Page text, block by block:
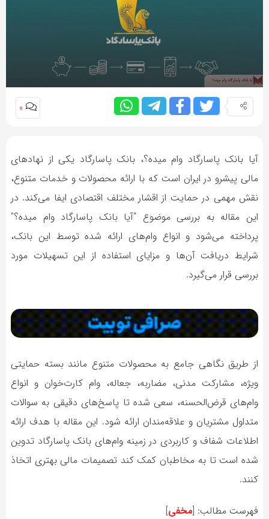
0
آیا بانک پاسارگاد وام میده؟، بانک پاسارگاد یکی از نهادهای
مالی پیشرو در ایران است که با ارائه محصولات و خدمات متنوع،
نقش مهمی در حمایت از اقشار مختلف اقتصادی ایفا می‌کند. در
این مقاله به بررسی موضوع “آیا بانک پاسارگاد وام میده؟”
پرداخته می‌شود و انواع وام‌های ارائه شده توسط این بانک،
شرایط دریافت آن‌ها و مزایای استفاده از این تسهیلات مورد
بررسی قرار می‌گیرد.
از طریق نگاهی جامع به محصولات متنوع مانند بسته حمایتی
ویژه، مشارکت مدنی، مضاربه، جعاله، وام کارت‌خوان و انواع
وام‌های قرض‌الحسنه، سعی شده تا پاسخ‌های دقیقی به سوالات
متداول مشتریان و علاقه‌مندان ارائه شود. این مقاله با هدف ارائه
اطلاعات شفاف و کاربردی در زمینه وام‌های بانک پاسارگاد تدوین
شده است تا به مخاطبان کمک کند تصمیمات مالی بهتری اتخاذ
کنند.
فهرست مطالب: [مخفی]